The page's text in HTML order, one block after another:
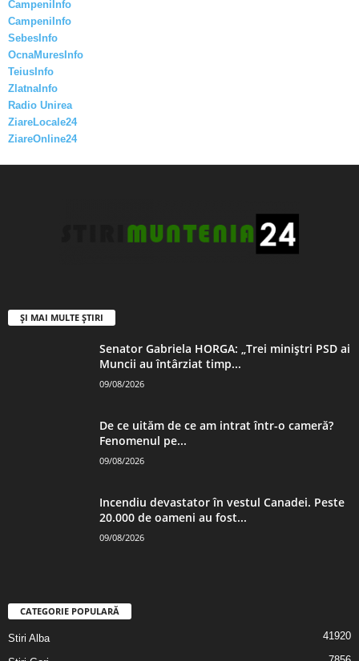
CampeniInfo
CampeniInfo
SebesInfo
OcnaMuresInfo
TeiusInfo
ZlatnaInfo
Radio Unirea
ZiareLocale24
ZiareOnline24
ȘI MAI MULTE ȘTIRI
Senator Gabriela HORGA: „Trei miniștri PSD ai
Muncii au întârziat timp...
09/08/2026
De ce uităm de ce am intrat într-o cameră?
Fenomenul pe...
09/08/2026
Incendiu devastator în vestul Canadei. Peste
20.000 de oameni au fost...
09/08/2026
CATEGORIE POPULARĂ
Stiri Alba 41920